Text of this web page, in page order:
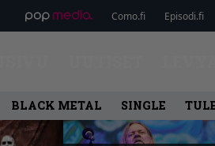
Como.fi Episodi.fi
BLACK METAL SINGLE